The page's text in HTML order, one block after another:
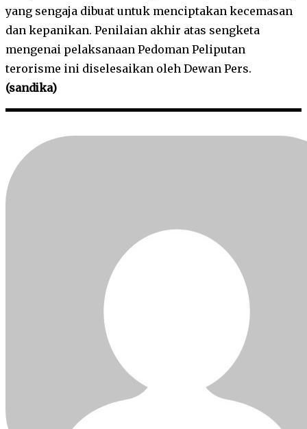
yang sengaja dibuat untuk menciptakan kecemasan
dan kepanikan. Penilaian akhir atas sengketa
mengenai pelaksanaan Pedoman Peliputan
terorisme ini diselesaikan oleh Dewan Pers.
(sandika)